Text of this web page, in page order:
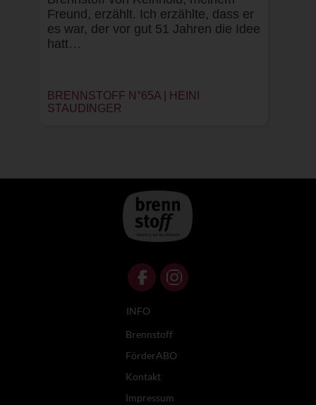
Freund, erzählt. Ich erzählte, dass er
es war, der vor gut 51 Jahren die Idee
hatt…
BRENNSTOFF N°65A |
HEINI
STAUDINGER
INFO
Brennstoff
FörderABO
Kontakt
Impressum